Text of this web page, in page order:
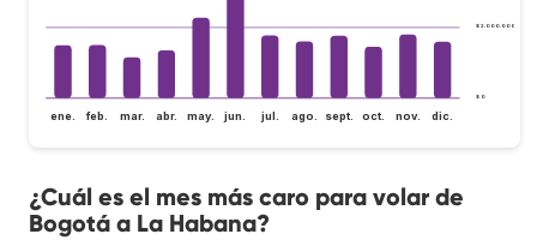
$ 0
$ 2.000.000
ene. feb. mar. abr. may. jun. jul. ago. sept. oct. nov. dic.
¿Cuál es el mes más caro para volar de
Bogotá a La Habana?